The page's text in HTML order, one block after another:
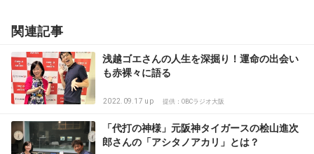
関連記事
浅越ゴエさんの人生を深掘り！運命の出会い
も赤裸々に語る
2022.09.17 up 提供：OBCラジオ大阪
「代打の神様」元阪神タイガースの桧山進次
郎さんの「アシタノアカリ」とは？